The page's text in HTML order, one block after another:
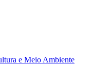
e Meio Ambiente